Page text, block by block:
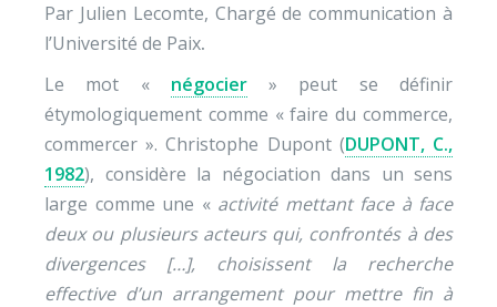
Par Julien Lecomte, Chargé de communication à
l’Université de Paix.
Le mot « négocier» peut se définir
étymologiquement comme « faire du commerce,
commercer ». Christophe Dupont (DUPONT, C.,
1982), considère la négociation dans un sens
large comme une « activité mettant face à face
deux ou plusieurs acteurs qui, confrontés à des
divergences […], choisissent la recherche
effective d’un arrangement pour mettre fin à